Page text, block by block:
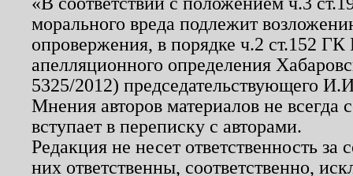
морального вреда подлежит
опровержения, в порядке ч.2 ст.152
апелляционного определения
5325/2012) председательствующего
Мнения авторов материалов не
вступает в переписку с авторами.
Редакция не несет ответственность
них ответственны, соответственно,